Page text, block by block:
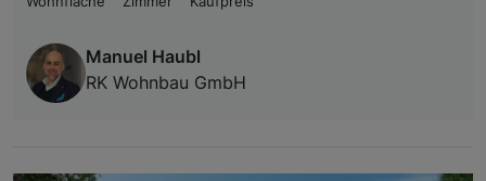
Manuel Haubl
RK Wohnbau GmbH